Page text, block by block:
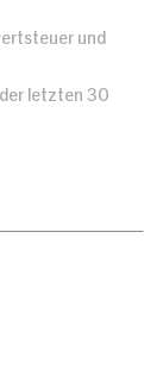
und
letzten 30